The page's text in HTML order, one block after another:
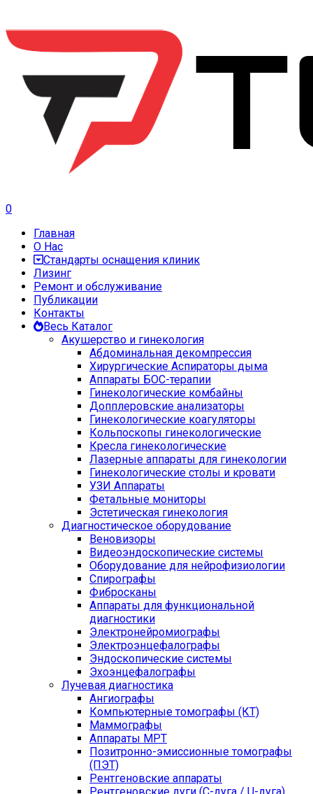
0
Главная
О Нас
Стандарты оснащения клиник
Лизинг
Ремонт и обслуживание
Публикации
Контакты
Весь Каталог
Акушерство и гинекология
Абдоминальная декомпрессия
Хирургические Аспираторы дыма
Аппараты БОС-терапии
Гинекологические комбайны
Допплеровские анализаторы
Гинекологические коагуляторы
Кольпоскопы гинекологические
Кресла гинекологические
Лазерные аппараты для гинекологии
Гинекологические столы и кровати
УЗИ Аппараты
Фетальные мониторы
Эстетическая гинекология
Диагностическое оборудование
Веновизоры
Видеоэндоскопические системы
Оборудование для нейрофизиологии
Спирографы
Фибросканы
Аппараты для функциональной
диагностики
Электронейромиографы
Электроэнцефалографы
Эндоскопические системы
Эхоэнцефалографы
Лучевая диагностика
Ангиографы
Компьютерные томографы (КТ)
Маммографы
Аппараты МРТ
Позитронно-эмиссионные томографы
(ПЭТ)
Рентгеновские аппараты